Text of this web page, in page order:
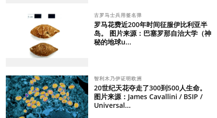
古罗马士兵用签名弹
罗马花费近200年时间征服伊比利亚半
岛。 图片来源：巴塞罗那自治大学（神
秘的地球u...
智利木乃伊证明欧洲
20世纪天花夺走了300到500人生命。
图片来源：James Cavallini / BSIP /
Universal...